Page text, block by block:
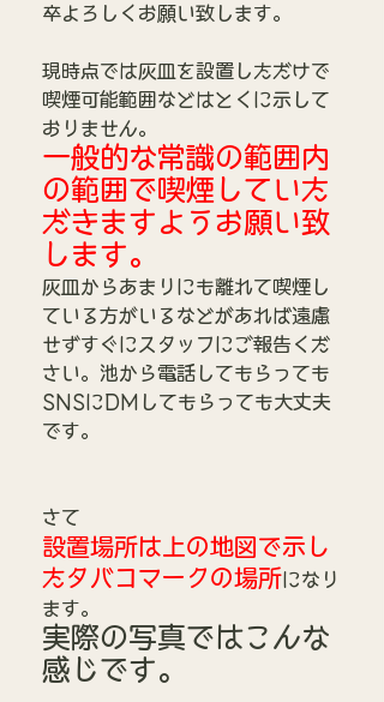
卒よろしくお願い致します。
現時点では灰皿を設置しただけで
喫煙可能範囲などはとくに示して
おりません。
一般的な常識の範囲内
の範囲で喫煙していた
だきますようお願い致
します。
灰皿からあまりにも離れて喫煙し
ている方がいるなどがあれば遠慮
せずすぐにスタッフにご報告くだ
さい。池から電話してもらっても
SNSにDMしてもらっても大丈夫
です。
さて
設置場所は上の地図で示し
たタバコマークの場所 になり
ます。
実際の写真ではこんな
感じです。